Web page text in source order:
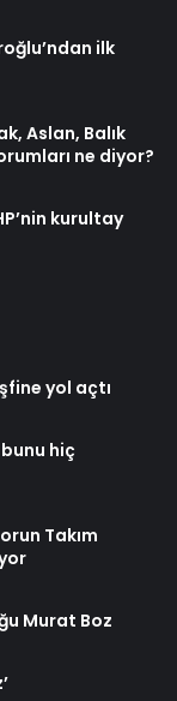
ilk
Aslan, Balık
ne diyor?
kurultay
yol açtı
hiç
Takım
Murat Boz